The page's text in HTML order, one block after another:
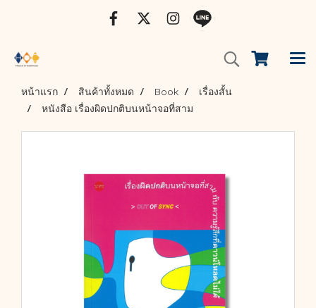
หน้าแรก สินค้าทั้งหมด Book
เรื่องสั้น
หนังสือ เรื่องผิดปกติบนหน้าจอที่สาม